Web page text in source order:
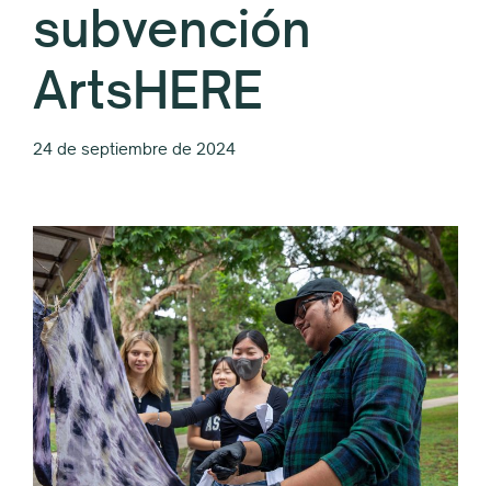
subvención
ArtsHERE
24 de septiembre de 2024